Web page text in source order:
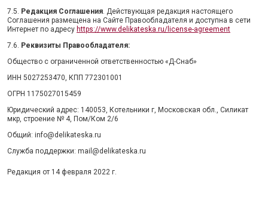
7.5. Редакция Соглашения. Действующая редакция настоящего
Соглашения размещена на Сайте Правообладателя и доступна в сети
Интернет по адресу https://www.delikateska.ru/license-agreement
7.6. Реквизиты Правообладателя:
Общество с ограниченной ответственностью «Д-Снаб»
ИНН 5027253470, КПП 772301001
ОГРН 1175027015459
Юридический адрес: 140053, Котельники г, Московская обл., Силикат
мкр, строение № 4, Пом/Ком 2/6
Общий: info@delikateska.ru
Служба поддержки: mail@delikateska.ru
Редакция от 14 февраля 2022 г.